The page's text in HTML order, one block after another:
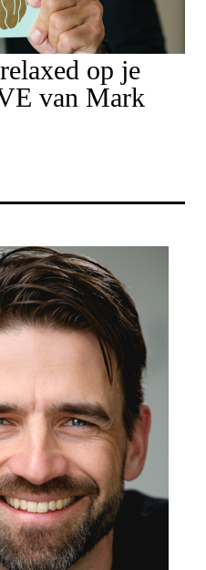
op je
van Mark